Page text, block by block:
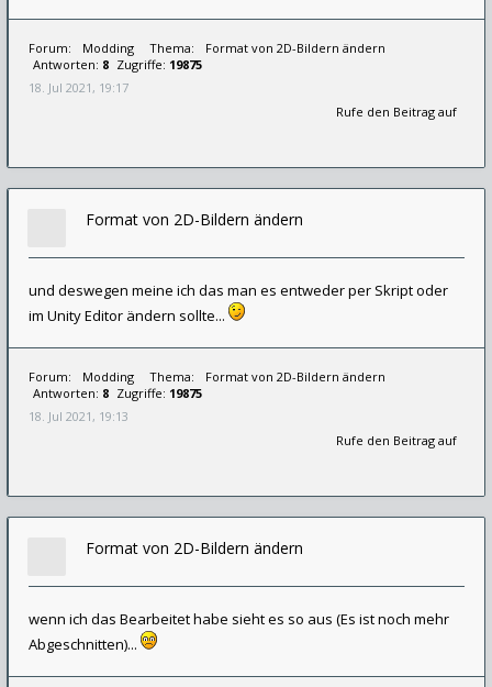
Forum: Modding Thema:
Format von 2D-Bildern ändern
Antworten: 8 Zugriffe: 19875
18. Jul 2021, 19:17
Rufe den Beitrag auf
Format von 2D-Bildern ändern
und deswegen meine ich das man es entweder per Skript oder
im Unity Editor ändern sollte...
Forum: Modding Thema:
Format von 2D-Bildern ändern
Antworten: 8 Zugriffe: 19875
18. Jul 2021, 19:13
Rufe den Beitrag auf
Format von 2D-Bildern ändern
wenn ich das Bearbeitet habe sieht es so aus (Es ist noch mehr
Abgeschnitten)...